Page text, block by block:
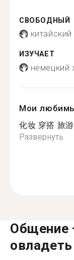
СВОБОДНЫЙ
ИЗУЧАЕТ
немецкий
Мои
化妆 穿搭 旅
Развернуть
Общение